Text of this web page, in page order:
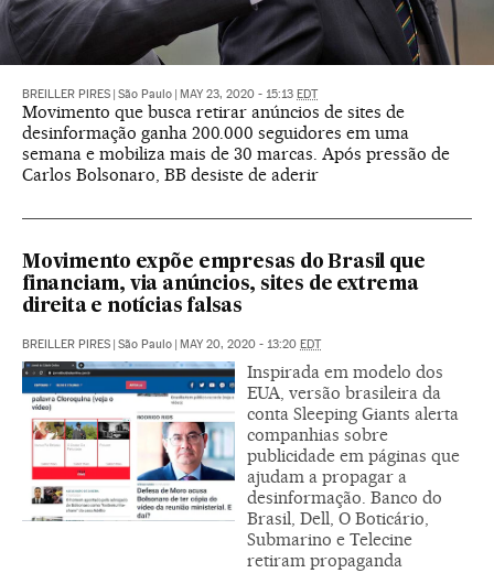
BREILLER PIRES São Paulo MAY 23, 2020 - 15:13 EDT
Movimento que busca retirar anúncios de sites de
desinformação ganha 200.000 seguidores em uma
semana e mobiliza mais de 30 marcas. Após pressão de
Carlos Bolsonaro, BB desiste de aderir
Movimento expõe empresas do Brasil que
financiam, via anúncios, sites de extrema
direita e notícias falsas
BREILLER PIRES São Paulo MAY 20, 2020 - 13:20 EDT
Inspirada em modelo dos
EUA, versão brasileira da
conta Sleeping Giants alerta
companhias sobre
publicidade em páginas que
ajudam a propagar a
desinformação. Banco do
Brasil, Dell, O Boticário,
Submarino e Telecine
retiram propaganda